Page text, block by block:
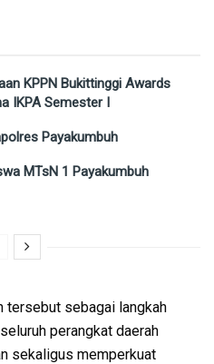
KPPN Bukittinggi Awards
IKPA Semester I
Payakumbuh
MTsN 1 Payakumbuh
tersebut sebagai langkah
perangkat daerah
sekaligus memperkuat